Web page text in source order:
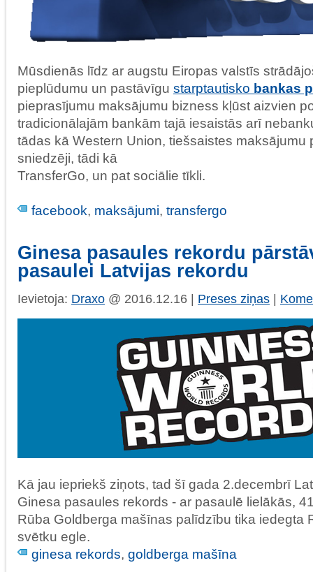
Mūsdienās līdz ar augstu Eiropas valstīs
pieplūdumu un pastāvīgu starptautisko bankas
pieprasījumu maksājumu bizness kļūst aizvien
tradicionālajām bankām tajā iesaistās arī
tādas kā Western Union, tiešsaistes maksājumu
sniedzēji, tādi kā
TransferGo, un pat sociālie tīkli.
facebook, maksājumi, transfergo
Ginesa pasaules rekordu
pasaulei Latvijas rekordu
Ievietoja: Draxo @ 2016.12.16 | Preses ziņas |
Kā jau iepriekš ziņots, tad šī gada 2.decembrī
Ginesa pasaules rekords - ar pasaulē lielākās,
Rūba Goldberga mašīnas palīdzību tika iedegta
svētku egle.
ginesa rekords, goldberga mašīna